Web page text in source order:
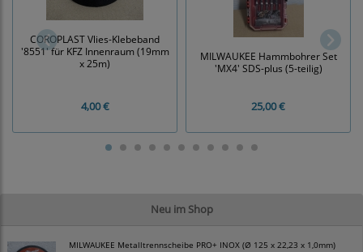
Neu im Shop
MILWAUKEE Metalltrennscheibe PRO+ INOX (Ø 125 x 22,23 x 1,0mm)
COROPLAST Vlies-Klebeband
'8551' für KFZ Innenraum (19mm
x 25m)
4,00 €
MILWAUKEE Hammbohrer Set
'MX4' SDS-plus (5-teilig)
25,00 €